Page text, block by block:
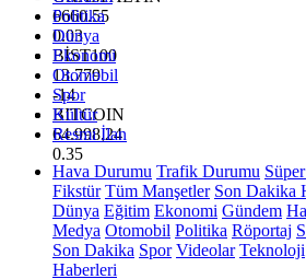
6660.55
0.03
BİST100
13.779
-14
BITCOIN
64.998,24
0.35
Politika
Dünya
Ekonomi
Otomobil
Spor
Kültür
Resmi İlan
Hava Durumu Trafik Durumu
Fikstür Tüm Manşetler Son Dakika
Dünya Eğitim Ekonomi Gündem
Medya Otomobil Politika Röportaj
Son Dakika Spor Videolar Teknoloji
Haberleri